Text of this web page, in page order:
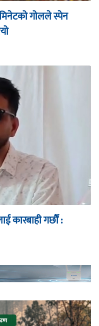
गोलले स्पेन
कारबाही गर्छौं :